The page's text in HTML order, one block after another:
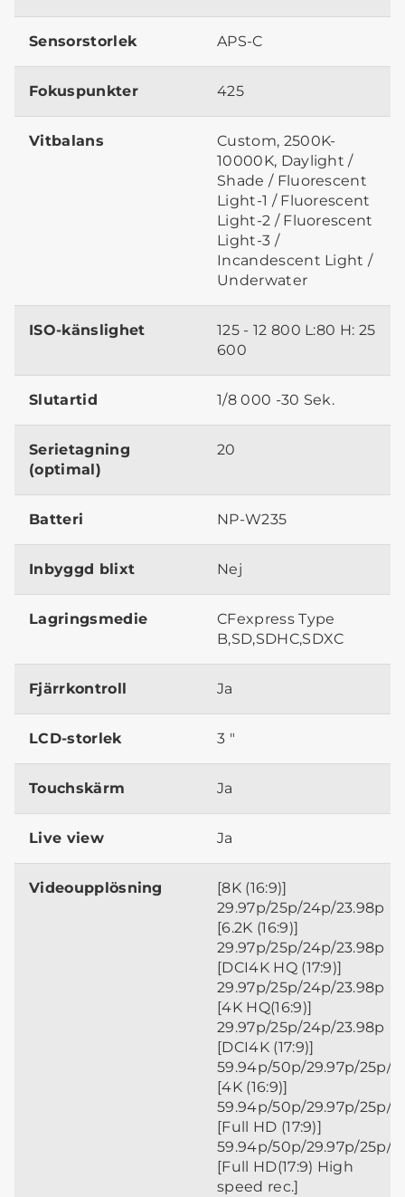
Sensorstorlek APS-C
Fokuspunkter 425
Vitbalans
Custom, 2500K-
10000K, Daylight /
Shade / Fluorescent
Light-1 / Fluorescent
Light-2 / Fluorescent
Light-3 /
Incandescent Light /
Underwater
ISO-känslighet
125 - 12 800 L:80 H: 25
600
Slutartid 1/8 000 -30 Sek.
Serietagning
(optimal)
20
Batteri NP-W235
Inbyggd blixt Nej
Lagringsmedie
CFexpress Type
B,SD,SDHC,SDXC
Fjärrkontroll Ja
LCD-storlek 3 "
Touchskärm Ja
Live view Ja
Videoupplösning
[8K (16:9)]
29.97p/25p/24p/23.98p
[6.2K (16:9)]
29.97p/25p/24p/23.98p
[DCI4K HQ (17:9)]
29.97p/25p/24p/23.98p
[4K HQ(16:9)]
29.97p/25p/24p/23.98p
[DCI4K (17:9)]
59.94p/50p/29.97p/25p/
[4K (16:9)]
59.94p/50p/29.97p/25p/
[Full HD (17:9)]
59.94p/50p/29.97p/25p/
[Full HD(17:9) High
speed rec.]